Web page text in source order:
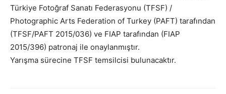
Türkiye Fotoğraf Sanatı Federasyonu (TFSF) /
Photographic Arts Federation of Turkey (PAFT) tarafından
(TFSF/PAFT 2015/036) ve FIAP tarafından (FIAP
2015/396) patronaj ile onaylanmıştır.
Yarışma sürecine TFSF temsilcisi bulunacaktır.